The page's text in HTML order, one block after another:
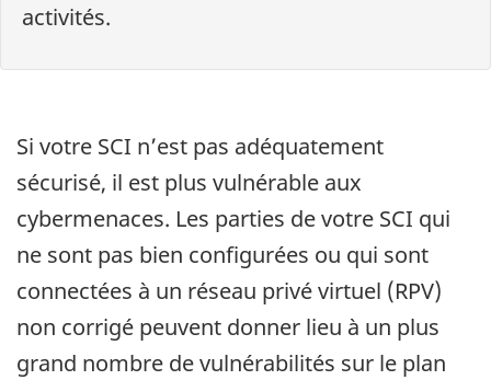
activités.
Si votre SCI n’est pas adéquatement
sécurisé, il est plus vulnérable aux
cybermenaces. Les parties de votre SCI qui
ne sont pas bien configurées ou qui sont
connectées à un réseau privé virtuel (RPV)
non corrigé peuvent donner lieu à un plus
grand nombre de vulnérabilités sur le plan